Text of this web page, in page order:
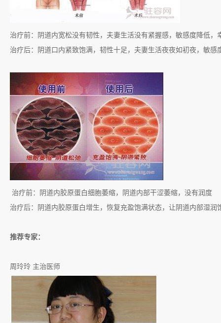
治疗前：阴道内宽松没有韧性，夫妻生活没有紧握感，敏感度降低，
治疗后：阴道口内紧致饱满，韧性十足，夫妻生活夜夜如初夜，敏感
治疗前：阴道内胶原蛋白细胞萎缩，阴道内部干涩萎缩，没有润度
治疗后：阴道内胶原蛋白增生，恢复充盈饱满状态，让阴道内部湿润
推荐专家：
周玲玲 主治医师